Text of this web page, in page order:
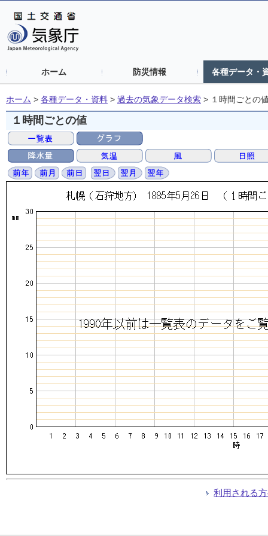
ホーム 防災情報 各種データ・
ホーム > 各種データ・資料 > 過去の気象データ検索 > １時間ごとの
１時間ごとの値
利用される